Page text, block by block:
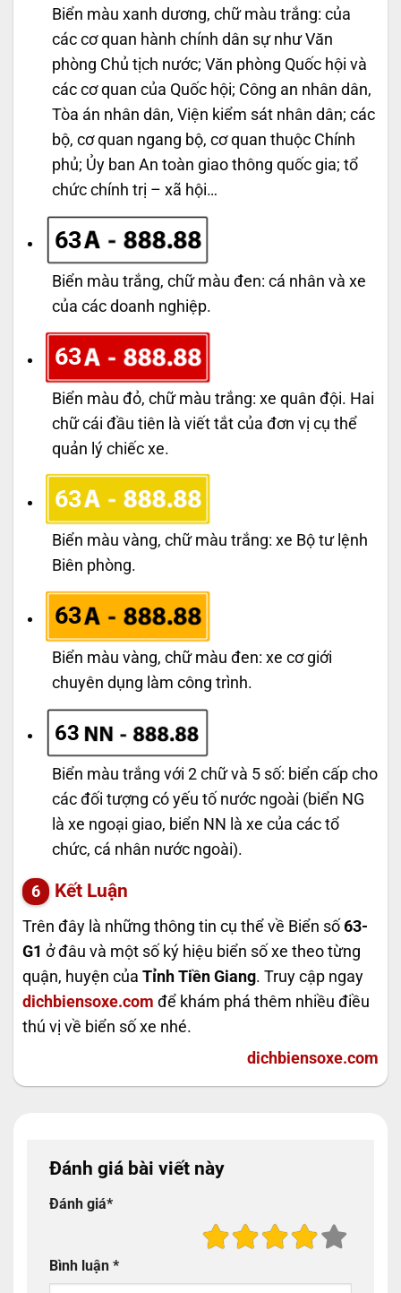
Biển màu xanh dương, chữ màu trắng: của
các cơ quan hành chính dân sự như Văn
phòng Chủ tịch nước; Văn phòng Quốc hội và
các cơ quan của Quốc hội; Công an nhân dân,
Tòa án nhân dân, Viện kiểm sát nhân dân; các
bộ, cơ quan ngang bộ, cơ quan thuộc Chính
phủ; Ủy ban An toàn giao thông quốc gia; tổ
chức chính trị – xã hội…
63
Biển màu trắng, chữ màu đen: cá nhân và xe
của các doanh nghiệp.
63
Biển màu đỏ, chữ màu trắng: xe quân đội. Hai
chữ cái đầu tiên là viết tắt của đơn vị cụ thể
quản lý chiếc xe.
63
Biển màu vàng, chữ màu trắng: xe Bộ tư lệnh
Biên phòng.
63
Biển màu vàng, chữ màu đen: xe cơ giới
chuyên dụng làm công trình.
63
Biển màu trắng với 2 chữ và 5 số: biển cấp cho
các đối tượng có yếu tố nước ngoài (biển NG
là xe ngoại giao, biển NN là xe của các tổ
chức, cá nhân nước ngoài).
Kết Luận
Trên đây là những thông tin cụ thể về Biển số 63-
G1 ở đâu và một số ký hiệu biển số xe theo từng
quận, huyện của Tỉnh Tiền Giang. Truy cập ngay
dichbiensoxe.com để khám phá thêm nhiều điều
thú vị về biển số xe nhé.
dichbiensoxe.com
Đánh giá bài viết này
Đánh giá*
Bình luận *